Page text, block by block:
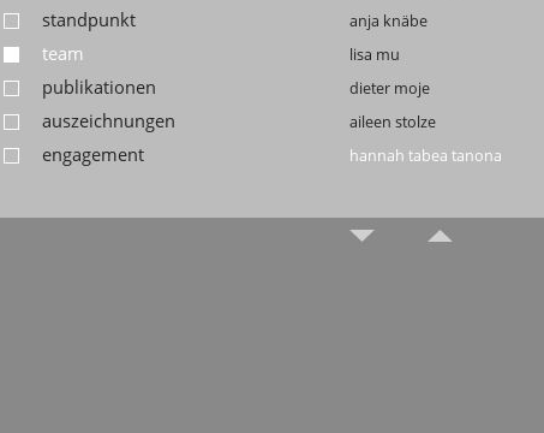
standpunkt
team
publikationen
auszeichnungen
engagement
anja knäbe
lisa mu
dieter moje
aileen stolze
hannah tabea tanona
jonas thomann